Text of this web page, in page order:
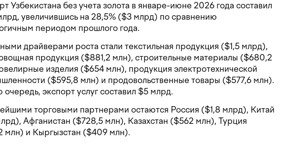
Узбекистана без учета золота в январе-июне 2026 года составил
увеличившись на 28,5% ($3 млрд) по сравнению
периодом прошлого года.
драйверами роста стали текстильная продукция ($1,5 млрд),
продукция ($881,2 млн), строительные материалы ($680,2
изделия ($654 млн), продукция электротехнической
($595,8 млн) и продовольственные товары ($577,6 млн).
очередь, экспорт услуг составил $5 млрд.
торговыми партнерами остаются Россия ($1,8 млрд), Китай
Афганистан ($728,5 млн), Казахстан ($562 млн), Турция
млн) и Кыргызстан ($409 млн).